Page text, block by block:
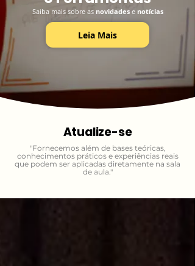
Saiba mais sobre as novidadese notícias
Leia Mais
Atualize-se
"Fornecemos além de bases teóricas,
conhecimentos práticos e experiências reais
que podem ser aplicadas diretamente na sala
de aula."